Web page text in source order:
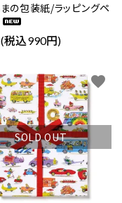
の包装紙/ラッピングペ
税込990円)
SOLD OUT
favorite